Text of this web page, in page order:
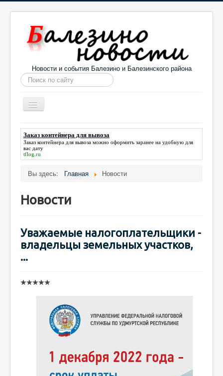
Новости и события Балезино и Балезинского района
Искать...
Toggle
Navigation
Главная
Погода в Балезино Новости
Информация
Заказ контейнера для вывоза
Заказ контейнера для вывоза можно оформить заранее на удобную для
вас дату
tflog.ru
Вы здесь: Главная Новости
Новости
Уважаемые налогоплательщики -
владельцы земельных участков,
...